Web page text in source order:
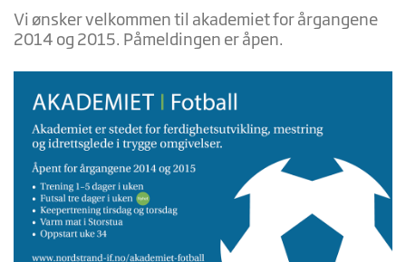
Vi ønsker velkommen til akademiet for årgangene
2014 og 2015. Påmeldingen er åpen.